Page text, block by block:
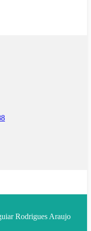
Rodrigues Araujo